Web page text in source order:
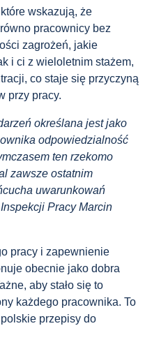
wskazują, że
pracownicy bez
zagrożeń, jakie
i ci z wieloletnim stażem,
co staje się przyczyną
przy pracy.
określana jest jako
odpowiedzialność
ten rzekomo
zawsze ostatnim
uwarunkowań
Pracy Marcin
pracy i zapewnienie
obecnie jako dobra
aby stało się to
każdego pracownika. To
przepisy do